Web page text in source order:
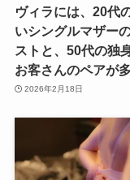
ヴィラには、20代
いシングルマザー
ストと、50代の独
お客さんのペアが
2026年2月18日